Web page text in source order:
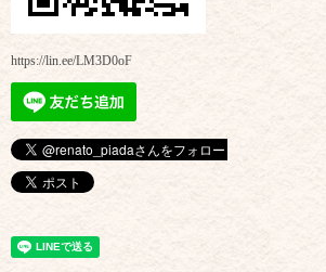
https://lin.ee/LM3D0oF